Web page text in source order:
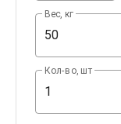
Вес, кг
Кол-во, шт